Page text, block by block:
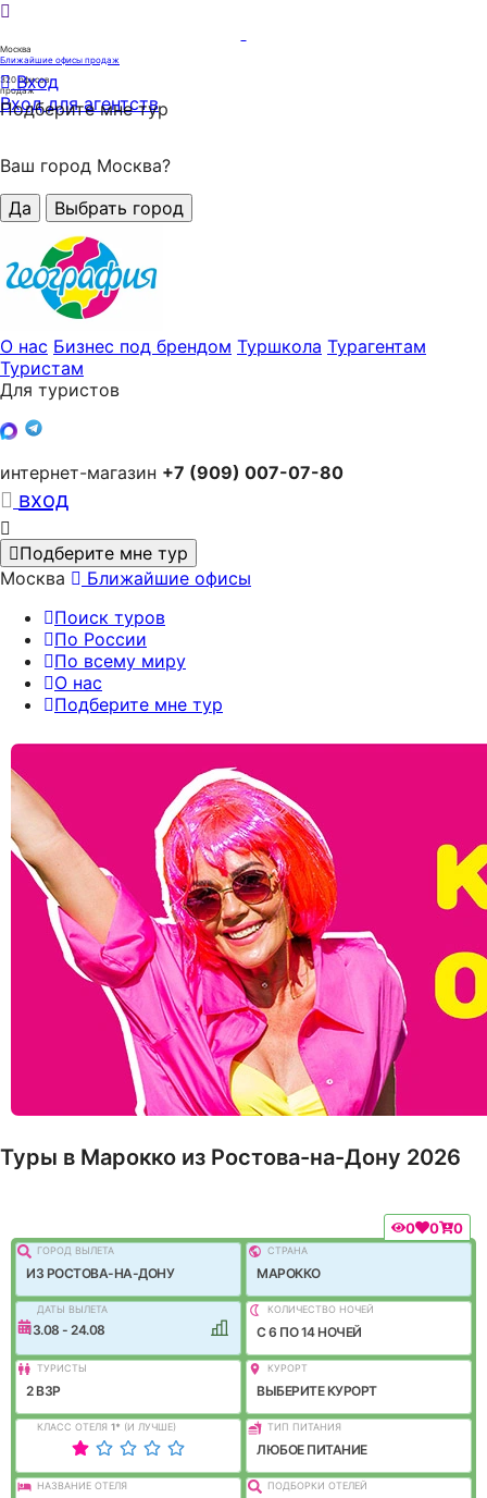
Москва
Ближайшие офисы продаж
320офисов
продаж
Вход
Вход для агентств
Подберите мне тур
Ваш город Москва?
Да
Выбрать город
О нас Бизнес под брендом Туршкола Турагентам
Туристам
Для туристов
интернет-магазин +7 (909) 007-07-80
вход
Подберите мне тур
Москва
Ближайшие офисы
Поиск туров
По России
По всему миру
О нас
Подберите мне тур
Туры в Марокко из Ростова-на-Дону 2026
0 0 0
ГОРОД ВЫЛEТА
ИЗ РОСТОВА-НА-ДОНУ
СТРАНА
МАРОККО
ДАТЫ ВЫЛЕТА
13.08 - 24.08
КОЛИЧЕСТВО НОЧЕЙ
C 6 ПО 14 НОЧЕЙ
ТУРИСТЫ
2 ВЗР
КУРОРТ
ВЫБЕРИТЕ КУРОРТ
КЛАСС ОТЕЛЯ 1* (И ЛУЧШЕ) ТИП ПИТАНИЯ
ЛЮБОЕ ПИТАНИЕ
НАЗВАНИЕ ОТЕЛЯ ПОДБОРКИ ОТЕЛЕЙ